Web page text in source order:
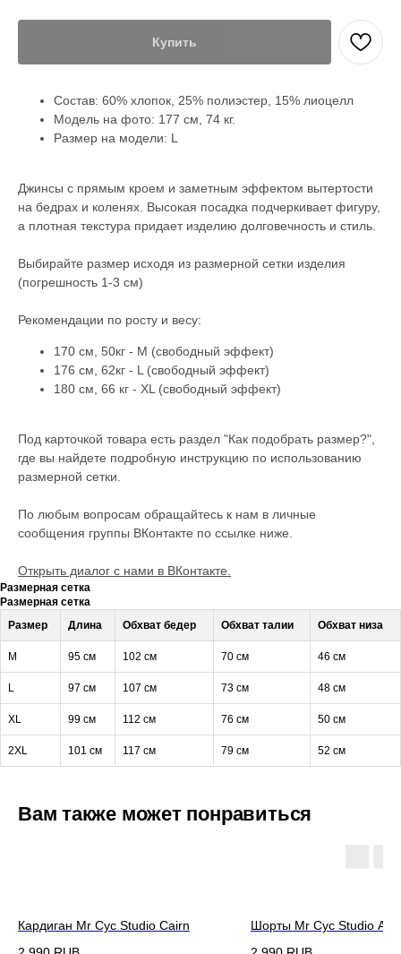
Купить
Состав: 60% хлопок, 25% полиэстер, 15% лиоцелл
Модель на фото: 177 см, 74 кг.
Размер на модели: L
Джинсы с прямым кроем и заметным эффектом вытертости
на бедрах и коленях. Высокая посадка подчеркивает фигуру,
а плотная текстура придает изделию долговечность и стиль.
Выбирайте размер исходя из размерной сетки изделия
(погрешность 1-3 см)
Рекомендации по росту и весу:
170 см, 50кг - М (свободный эффект)
176 см, 62кг - L (свободный эффект)
180 см, 66 кг - XL (свободный эффект)
Под карточкой товара есть раздел "Как подобрать размер?",
где вы найдете подробную инструкцию по использованию
размерной сетки.
По любым вопросам обращайтесь к нам в личные
сообщения группы ВКонтакте по ссылке ниже.
Открыть диалог с нами в ВКонтакте.
Размерная сетка
Размерная сетка
Размер
Длина Обхват бедер Обхват талии Обхват низа
M 95 см 102 см 70 см 46 см
L 97 см 107 см 73 см 48 см
XL 99 см 112 см 76 см 50 см
2XL 101 см 117 см 79 см 52 см
Вам также может понравиться
Кардиган Mr Cyc Studio Cairn
Шорты Mr Cyc Studio